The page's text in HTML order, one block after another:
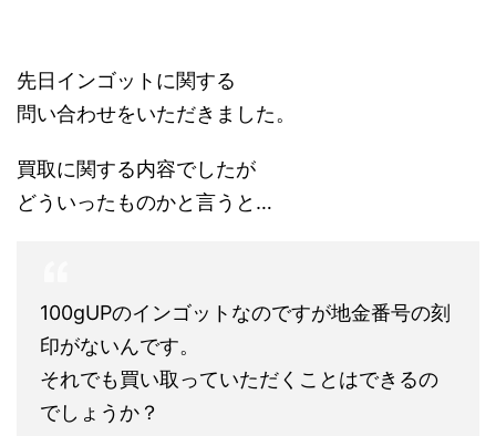
先日インゴットに関する
問い合わせをいただきました。
買取に関する内容でしたが
どういったものかと言うと…
100gUPのインゴットなのですが地金番号の刻
印がないんです。
それでも買い取っていただくことはできるの
でしょうか？